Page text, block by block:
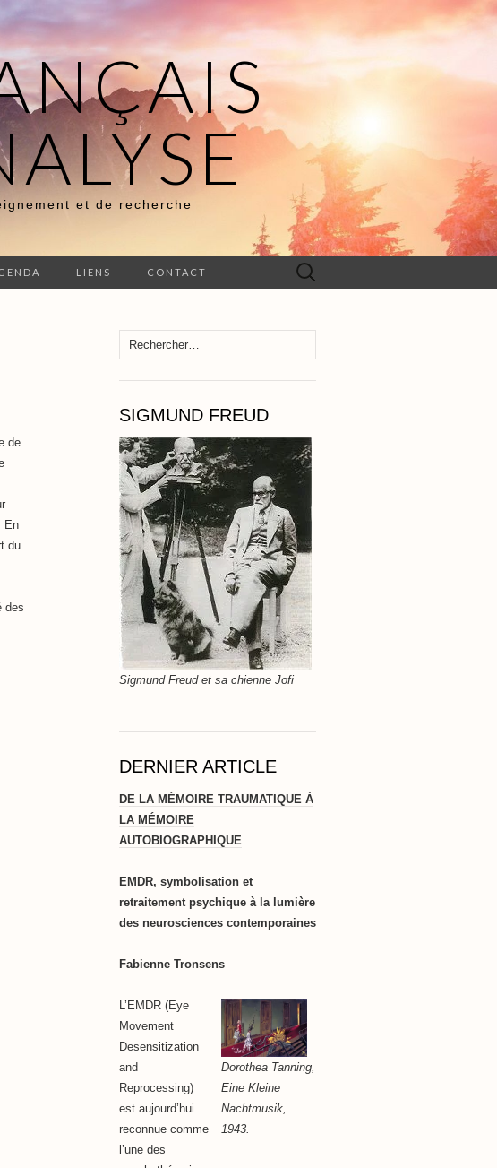
et de recherche
LIENS CONTACT Rechercher :
de
En
du
des
Rechercher :
SIGMUND FREUD
Sigmund Freud et sa chienne Jofi
DERNIER ARTICLE
DE LA MÉMOIRE TRAUMATIQUE À
LA MÉMOIRE
AUTOBIOGRAPHIQUE
EMDR, symbolisation et
retraitement psychique à la lumière
des neurosciences contemporaines
Fabienne Tronsens
Dorothea Tanning,
Eine Kleine
Nachtmusik,
1943.
L’EMDR (Eye
Movement
Desensitization
and
Reprocessing)
est aujourd’hui
reconnue comme
l’une des